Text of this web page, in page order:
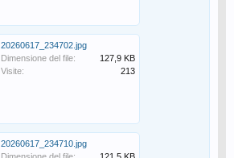
20260617_234702.jpg
Dimensione del file:
127,9 KB
Visite:
213
20260617_234710.jpg